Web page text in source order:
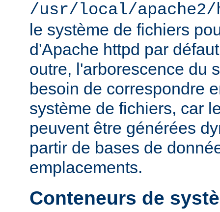
/usr/local/
le système de fichiers
d'Apache httpd par
outre, l'arborescence du
besoin de correspondre
système de fichiers, car
peuvent être générées
partir de bases de
emplacements.
Conteneurs de